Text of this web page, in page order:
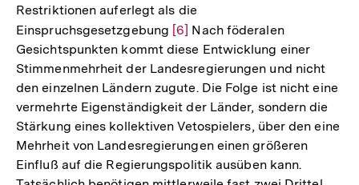
Restriktionen auferlegt als die
Einspruchsgesetzgebung Zur
Auflösung
der
Fußnote
[6] Nach föderalen
Gesichtspunkten kommt diese Entwicklung einer
Stimmenmehrheit der Landesregierungen und nicht
den einzelnen Ländern zugute. Die Folge ist nicht eine
vermehrte Eigenständigkeit der Länder, sondern die
Stärkung eines kollektiven Vetospielers, über den eine
Mehrheit von Landesregierungen einen größeren
Einfluß auf die Regierungspolitik ausüben kann.